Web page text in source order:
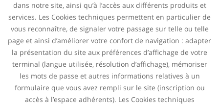
dans notre site, ainsi qu’à l’accès aux différents produits et
services. Les Cookies techniques permettent en particulier de
vous reconnaître, de signaler votre passage sur telle ou telle
page et ainsi d’améliorer votre confort de navigation : adapter
la présentation du site aux préférences d’affichage de votre
terminal (langue utilisée, résolution d’affichage), mémoriser
les mots de passe et autres informations relatives à un
formulaire que vous avez rempli sur le site (inscription ou
accès à l’espace adhérents). Les Cookies techniques